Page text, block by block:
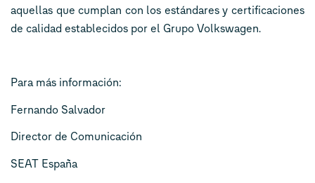
aquellas que cumplan con los estándares y certificaciones
de calidad establecidos por el Grupo Volkswagen.
Para más información:
Fernando Salvador
Director de Comunicación
SEAT España